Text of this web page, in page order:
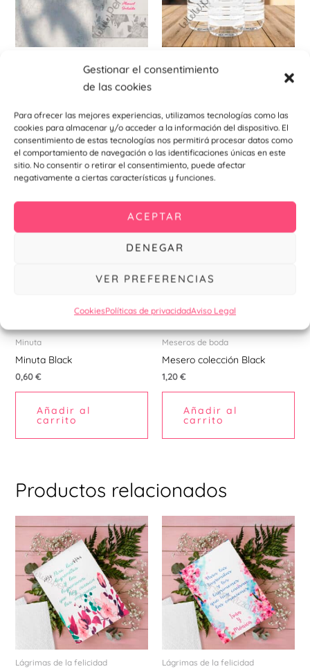
Gestionar el consentimiento
de las cookies
Para ofrecer las mejores experiencias, utilizamos tecnologías como las
cookies para almacenar y/o acceder a la información del dispositivo. El
consentimiento de estas tecnologías nos permitirá procesar datos como
el comportamiento de navegación o las identificaciones únicas en este
sitio. No consentir o retirar el consentimiento, puede afectar
negativamente a ciertas características y funciones.
ACEPTAR
DENEGAR
VER PREFERENCIAS
CookiesPolíticas de privacidadAviso Legal
Añadir al
carrito
Pegatina para botellas de
Añadir al
carrito
Minuta
Minuta Black
0,60€
Añadir al
carrito
Meseros de boda
Mesero colección Black
1,20€
Añadir al
carrito
Productos relacionados
Lágrimas de la felicidad Lágrimas de la felicidad